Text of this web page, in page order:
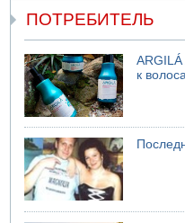
ПОТРЕБИТЕЛЬ
ARGILÁ
к